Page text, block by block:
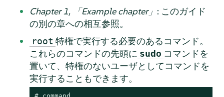
Chapter 1,
「Example chapter」 : このガイド
の別の章への相互参照。
root 特権で実行する必要のあるコマンド。
これらのコマンドの先頭に sudo コマンドを
置いて、特権のないユーザとしてコマンドを
実行することもできます。